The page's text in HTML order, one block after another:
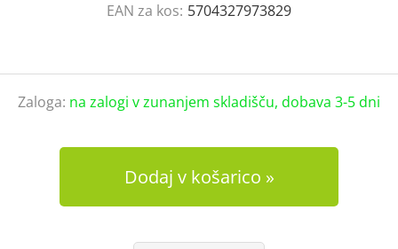
EAN za kos: 5704327973829
Zaloga: na zalogi v zunanjem skladišču, dobava 3-5 dni
Dodaj v košarico